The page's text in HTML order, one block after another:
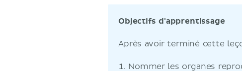
Objectifs d'apprentissage
Après avoir terminé cette
Nommer les organes